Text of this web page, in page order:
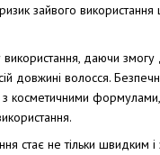
зайвого використання
даючи змогу
довжині волосся.
з косметичними формулами,
стає не тільки швидким